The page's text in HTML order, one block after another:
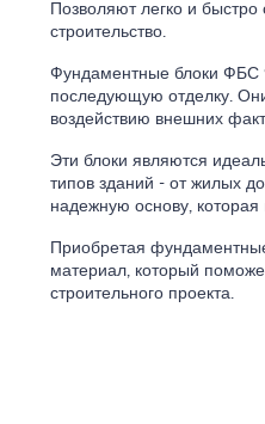
Позволяют легко и
строительство.
Фундаментные блоки ФБС
последующую отделку.
воздействию внешних
Эти блоки являются
типов зданий - от жилых
надежную основу, которая
Приобретая
материал, который
строительного проекта.